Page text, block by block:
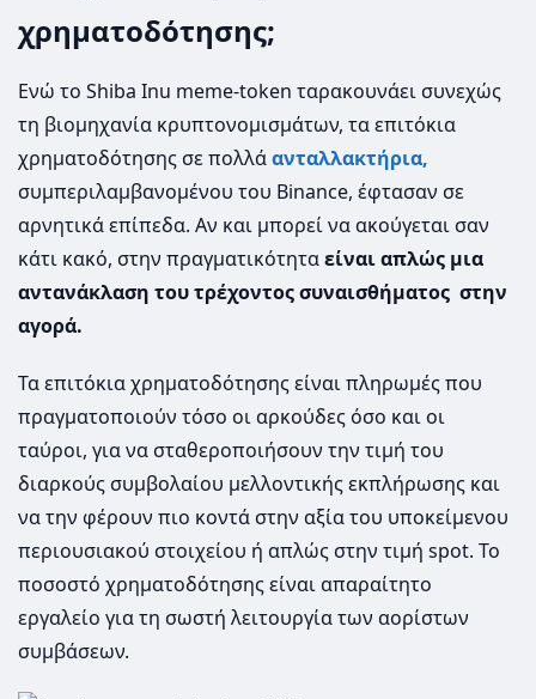
χρηματοδότησης;
Ενώ το Shiba Inu meme-token ταρακουνάει συνεχώς
τη βιομηχανία κρυπτονομισμάτων, τα επιτόκια
χρηματοδότησης σε πολλάανταλλακτήρια,
συμπεριλαμβανομένου του Binance, έφτασαν σε
αρνητικά επίπεδα. Αν και μπορεί να ακούγεται σαν
κάτι κακό, στην πραγματικότηταείναι απλώς μια
αντανάκλαση του τρέχοντος συναισθήματος στην
αγορά.
Τα επιτόκια χρηματοδότησης είναι πληρωμές που
πραγματοποιούν τόσο οι αρκούδες όσο και οι
ταύροι, για να σταθεροποιήσουν την τιμή του
διαρκούς συμβολαίου μελλοντικής εκπλήρωσης και
να την φέρουν πιο κοντά στην αξία του υποκείμενου
περιουσιακού στοιχείου ή απλώς στην τιμή spot. Το
ποσοστό χρηματοδότησης είναι απαραίτητο
εργαλείο για τη σωστή λειτουργία των αορίστων
συμβάσεων.